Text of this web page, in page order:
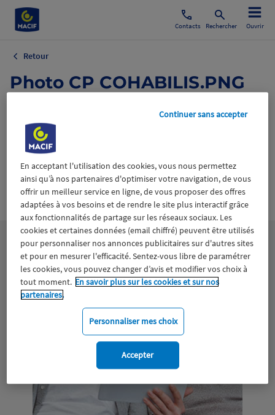
Contacts Rechercher Ouvrir
Retour
Photo CP COHABILIS.PNG
Certifié avecWiztrust
trusted
sources
En acceptant l'utilisation des cookies, vous nous permettez
ainsi qu’à nos partenaires d'optimiser votre navigation, de vous
offrir un meilleur service en ligne, de vous proposer des offres
adaptées à vos besoins et de rendre le site plus interactif grâce
aux fonctionnalités de partage sur les réseaux sociaux. Les
cookies et certaines données (email chiffré) peuvent être utilisés
pour personnaliser nos annonces publicitaires sur d'autres sites
et pour en mesurer l'efficacité. Sentez-vous libre de paramétrer
les cookies, vous pouvez changer d’avis et modifier vos choix à
tout moment. En savoir plus sur les cookies et sur nos
partenaires.
Personnaliser mes choix
Continuer sans accepter
Accepter